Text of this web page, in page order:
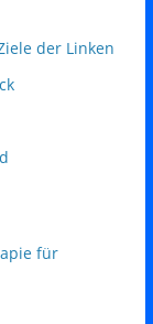
der Linken
für